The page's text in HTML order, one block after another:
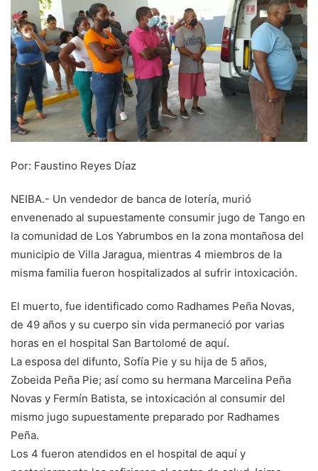
Por: Faustino Reyes Díaz
NEIBA.- Un vendedor de banca de lotería, murió
envenenado al supuestamente consumir jugo de Tango en
la comunidad de Los Yabrumbos en la zona montañosa del
municipio de Villa Jaragua, mientras 4 miembros de la
misma familia fueron hospitalizados al sufrir intoxicación.
El muerto, fue identificado como Radhames Peña Novas,
de 49 años y su cuerpo sin vida permaneció por varias
horas en el hospital San Bartolomé de aquí.
La esposa del difunto, Sofía Pie y su hija de 5 años,
Zobeida Peña Pie; así como su hermana Marcelina Peña
Novas y Fermín Batista, se intoxicación al consumir del
mismo jugo supuestamente preparado por Radhames
Peña.
Los 4 fueron atendidos en el hospital de aquí y